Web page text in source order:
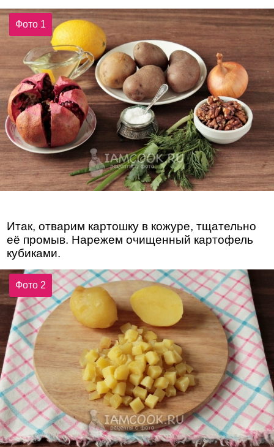
Фото 1
Итак, отварим картошку в кожуре, тщательно
её промыв. Нарежем очищенный картофель
кубиками.
Фото 2